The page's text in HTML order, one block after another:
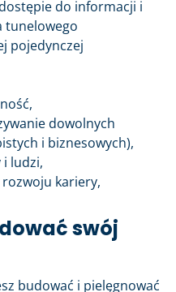
do informacji i
tunelowego
pojedynczej
dowolnych
i biznesowych),
ludzi,
rozwoju kariery,
swój
budować i pielęgnować